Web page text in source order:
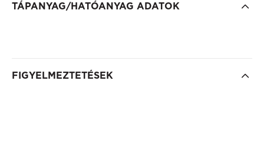
TÁPANYAG/HATÓANYAG ADATOK
FIGYELMEZTETÉSEK